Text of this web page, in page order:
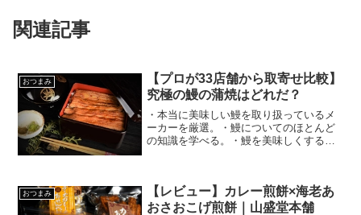
関連記事
おつまみ
【プロが33店舗から取寄せ比較】
究極の鰻の蒲焼はどれだ？
・本当に美味しい鰻を取り扱っているメ
ーカーを厳選。・鰻についてのほとんど
の知識を学べる。・鰻を美味しくするこ
おつまみ
【レビュー】カレー煎餅×海老あ
おさおこげ煎餅｜山盛堂本舗